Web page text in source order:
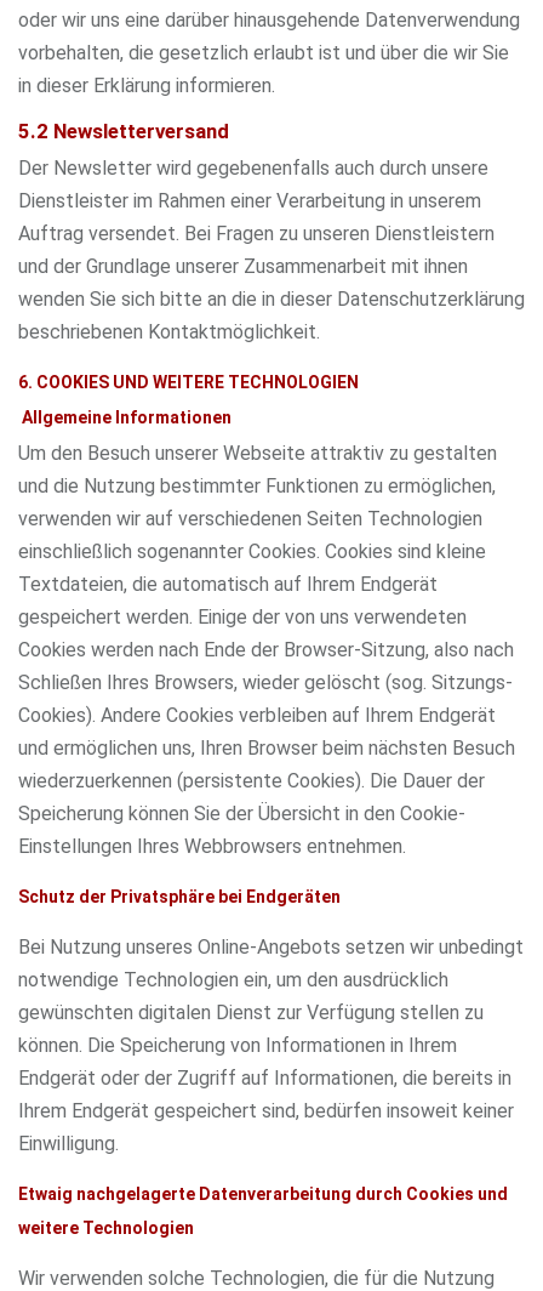
oder wir uns eine darüber hinausgehende Datenverwendung
vorbehalten, die gesetzlich erlaubt ist und über die wir Sie
in dieser Erklärung informieren.
5.2 Newsletterversand
Der Newsletter wird gegebenenfalls auch durch unsere
Dienstleister im Rahmen einer Verarbeitung in unserem
Auftrag versendet. Bei Fragen zu unseren Dienstleistern
und der Grundlage unserer Zusammenarbeit mit ihnen
wenden Sie sich bitte an die in dieser Datenschutzerklärung
beschriebenen Kontaktmöglichkeit.
6. COOKIES UND WEITERE TECHNOLOGIEN
Allgemeine Informationen
Um den Besuch unserer Webseite attraktiv zu gestalten
und die Nutzung bestimmter Funktionen zu ermöglichen,
verwenden wir auf verschiedenen Seiten Technologien
einschließlich sogenannter Cookies. Cookies sind kleine
Textdateien, die automatisch auf Ihrem Endgerät
gespeichert werden. Einige der von uns verwendeten
Cookies werden nach Ende der Browser-Sitzung, also nach
Schließen Ihres Browsers, wieder gelöscht (sog. Sitzungs-
Cookies). Andere Cookies verbleiben auf Ihrem Endgerät
und ermöglichen uns, Ihren Browser beim nächsten Besuch
wiederzuerkennen (persistente Cookies). Die Dauer der
Speicherung können Sie der Übersicht in den Cookie-
Einstellungen Ihres Webbrowsers entnehmen.
Schutz der Privatsphäre bei Endgeräten
Bei Nutzung unseres Online-Angebots setzen wir unbedingt
notwendige Technologien ein, um den ausdrücklich
gewünschten digitalen Dienst zur Verfügung stellen zu
können. Die Speicherung von Informationen in Ihrem
Endgerät oder der Zugriff auf Informationen, die bereits in
Ihrem Endgerät gespeichert sind, bedürfen insoweit keiner
Einwilligung.
Etwaig nachgelagerte Datenverarbeitung durch Cookies und
weitere Technologien
Wir verwenden solche Technologien, die für die Nutzung